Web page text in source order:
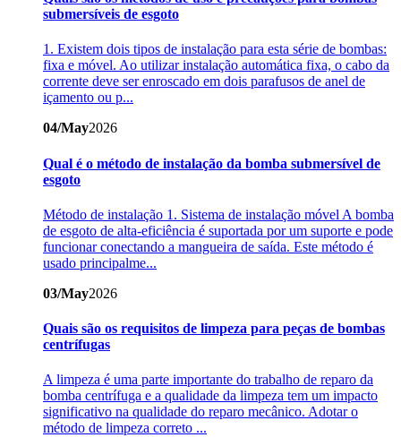
submersíveis de esgoto
1. Existem dois tipos de instalação para esta série de bombas:
fixa e móvel. Ao utilizar instalação automática fixa, o cabo da
corrente deve ser enroscado em dois parafusos de anel de
içamento ou p...
04/May2026
Qual é o método de instalação da bomba submersível de
esgoto
Método de instalação 1. Sistema de instalação móvel A bomba
de esgoto de alta-eficiência é suportada por um suporte e pode
funcionar conectando a mangueira de saída. Este método é
usado principalme...
03/May2026
Quais são os requisitos de limpeza para peças de bombas
centrífugas
A limpeza é uma parte importante do trabalho de reparo da
bomba centrífuga e a qualidade da limpeza tem um impacto
significativo na qualidade do reparo mecânico. Adotar o
método de limpeza correto ...